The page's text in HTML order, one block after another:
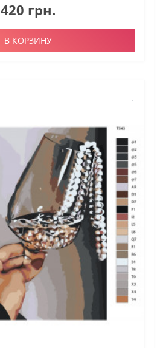
420 грн.
В КОРЗИНУ